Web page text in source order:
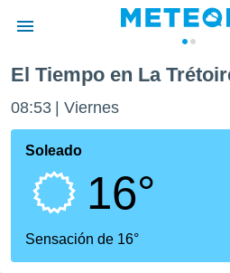
de
por
que se
calidad.
a este
las
El Tiempo en La
08:53 Viernes
Soleado
16°
Sensación de 16°